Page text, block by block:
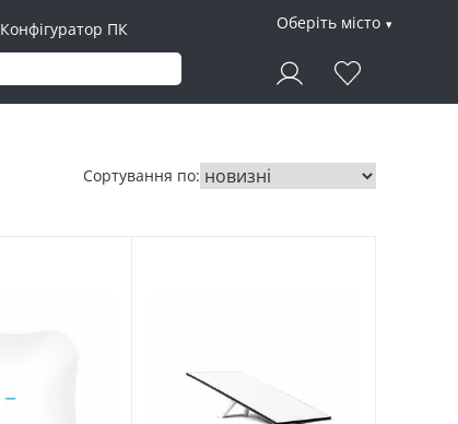
Конфігуратор ПК Оберіть місто
Сортування по: